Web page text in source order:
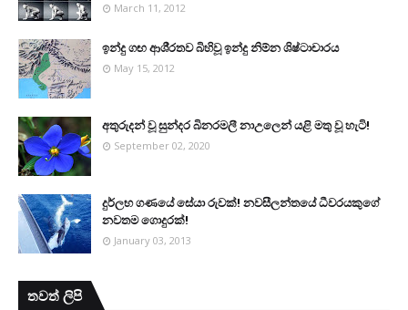
March 11, 2012
ඉන්දු ගඟ ආශි‍්‍රතව බිහිවූ ඉන්දු නිම්න ශිෂ්ටාචාරය
May 15, 2012
අතුරුදන් වූ සුන්දර බිනරමලී නාඋ‍ලෙන් යළි මතු වූ හැටි!
September 02, 2020
දුර්ලභ ගණයේ සේයා රුවක්! නවසීලන්තයේ ධීවරයකුගේ
නවතම ගොදුරක්!
January 03, 2013
තවත් ලිපි